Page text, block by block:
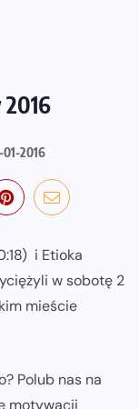
2016
i Etioka
w sobotę 2
mieście
Polub nas na
motywacji